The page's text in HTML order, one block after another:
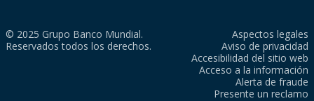
© 2025 Grupo Banco Mundial.
Reservados todos los derechos.
Aspectos legales
Aviso de privacidad
Accesibilidad del sitio web
Acceso a la información
Alerta de fraude
Presente un reclamo